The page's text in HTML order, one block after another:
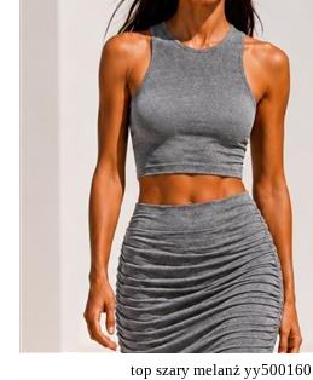
top szary melanż yy500160